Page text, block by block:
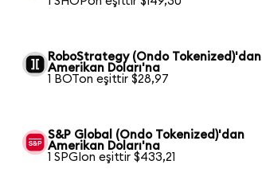
RoboStrategy (Ondo Tokenized)'dan
Amerikan Doları'na
1 BOTon eşittir $28,97
S&P Global (Ondo Tokenized)'dan
Amerikan Doları'na
1 SPGIon eşittir $433,21